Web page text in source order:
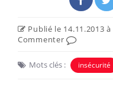
Publié le 14.11.2013 à
Commenter
Mots clés : insécurité